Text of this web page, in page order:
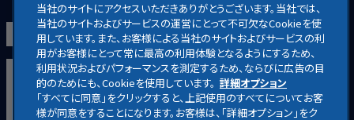
映画ホームエンターテイメント放送・配信キャラクター
アニメニュースお知らせ
当社のサイトにアクセスいただきありがとうございます。当社では、
当社のサイトおよびサービスの運営にとって不可欠なCookieを使
用しています。また、お客様による当社のサイトおよびサービスの利
用がお客様にとって常に最高の利用体験となるようにするため、
利用状況およびパフォーマンスを測定するため、ならびに広告の目
的のためにも、Cookieを使用しています。 詳細オプション
「すべてに同意」をクリックすると、上記使用のすべてについてお客
様が同意をすることになります。お客様は、「詳細オプション」をク